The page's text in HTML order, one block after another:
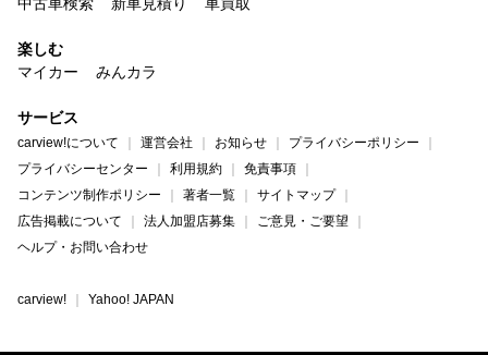
中古車検索
新車見積り 車買取
楽しむ
マイカー
みんカラ
サービス
carview!について 運営会社 お知らせ
プライバシーポリシー
プライバシーセンター
利用規約
免責事項
コンテンツ制作ポリシー
著者一覧
サイトマップ
広告掲載について
法人加盟店募集
ご意見・ご要望
ヘルプ・お問い合わせ
carview! Yahoo! JAPAN